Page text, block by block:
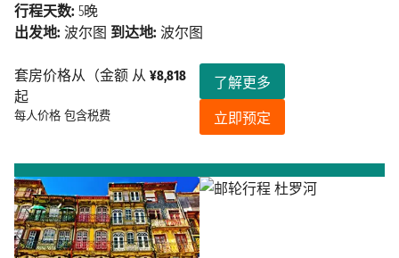
套房价格从（金额 从 ¥8,818
起
每人价格 包含税费
了解更多
立即预定
行程天数: 5晚
出发地: 波尔图 到达地: 波尔图